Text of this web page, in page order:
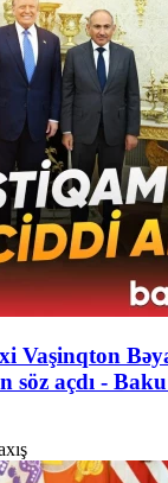
Vaşinqton
söz açdı -